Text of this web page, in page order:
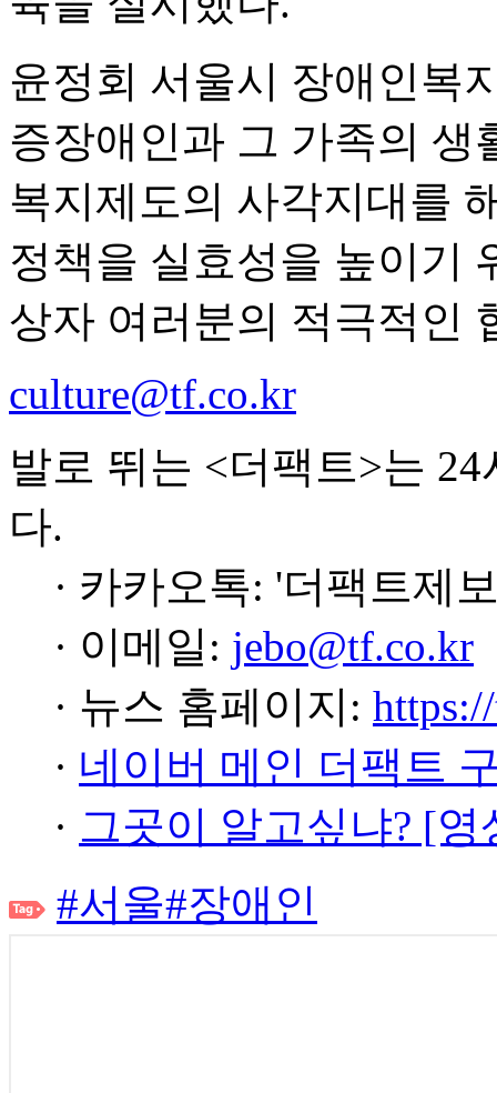
윤정회 서울시 장애인복
증장애인과 그 가족의 생
복지제도의 사각지대를
정책을 실효성을 높이기
상자 여러분의 적극적인
culture@tf.co.kr
발로 뛰는 <더팩트>는
다.
· 카카오톡: '더팩트제
· 이메일: jebo@tf.co.kr
· 뉴스 홈페이지:
· 네이버 메인 더팩트
· 그곳이 알고싶냐? [
#서울#장애인